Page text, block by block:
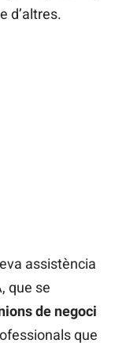
d’altres.
assistència
que se
de negoci
que